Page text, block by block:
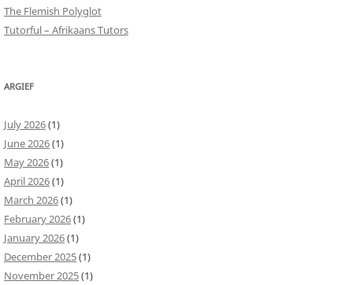
The Flemish Polyglot
Tutorful – Afrikaans Tutors
ARGIEF
July 2026(1)
June 2026(1)
May 2026(1)
April 2026(1)
March 2026(1)
February 2026(1)
January 2026(1)
December 2025(1)
November 2025(1)